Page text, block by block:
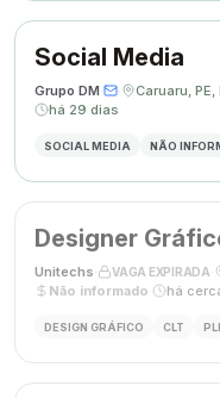
Social Media
Grupo DM· ·
há 29 dias
SOCIAL MEDIA NÃO
Designer
Unitechs VAGA EXPIRADA
Não informado
há
DESIGN GRÁFICO CLT